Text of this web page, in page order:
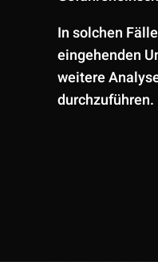
In solchen
eingehenden
weitere
durchzuführen.